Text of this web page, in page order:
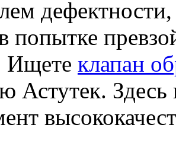
попытке
Ищете клапан
Астутек.